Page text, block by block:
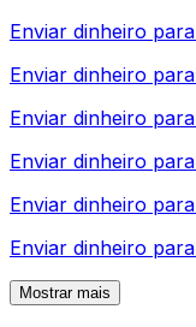
Enviar dinheiro para
Enviar dinheiro para
Enviar dinheiro para
Enviar dinheiro para
Enviar dinheiro para
Enviar dinheiro para
Mostrar mais